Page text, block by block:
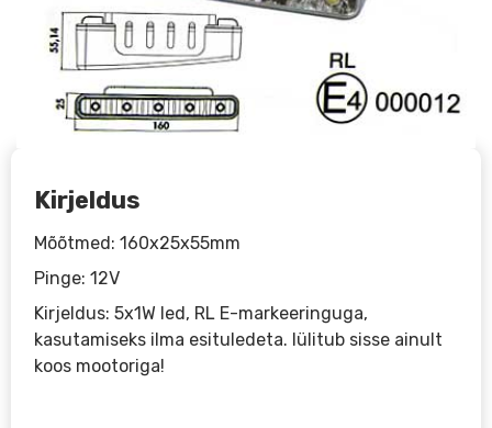
Kirjeldus
Mõõtmed: 160x25x55mm
Pinge: 12V
Kirjeldus: 5x1W led, RL E-markeeringuga,
kasutamiseks ilma esituledeta. lülitub sisse ainult
koos mootoriga!